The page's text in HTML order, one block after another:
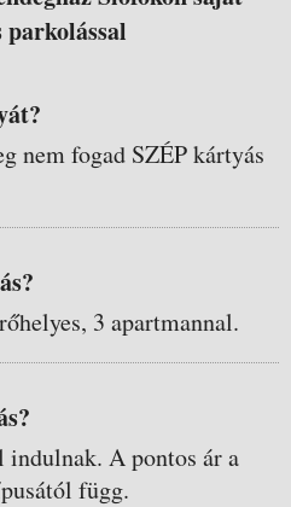
parkolással
nem fogad SZÉP kártyás
3 apartmannal.
A pontos ár a
függ.